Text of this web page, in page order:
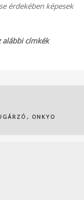
érdekében képesek
alábbi címkék
, ONKYO